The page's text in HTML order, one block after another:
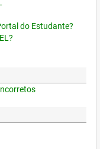
do Estudante?